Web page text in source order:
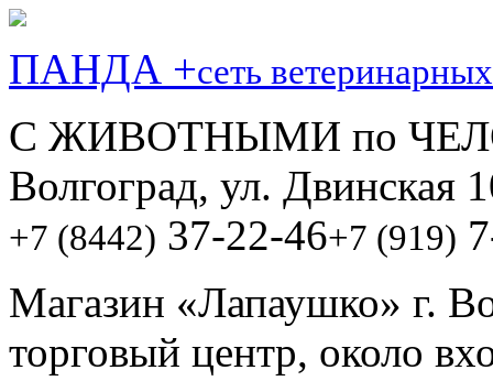
ПАНДА +сеть
С ЖИВОТНЫМИ по
Волгоград, ул. Двинская
+7 (8442) 37-22-46+7 (919)
Магазин «Лапаушко» г.
торговый центр, около